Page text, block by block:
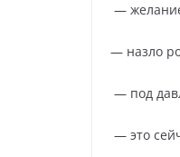
—
— назло
— под
— это